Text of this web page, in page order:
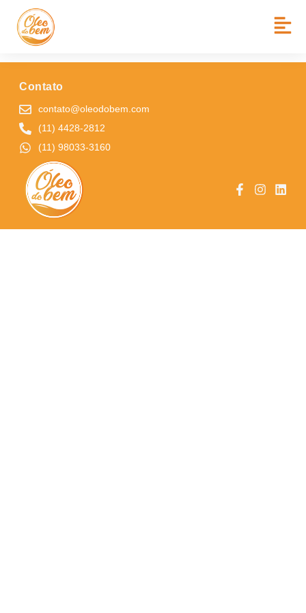
BAIRRO: PORTAL DE SANTA FÉ
CEMEB. NOSSA SENHORA DE LOURDES
Contato
contato@oleodobem.com
(11) 4428-2812
(11) 98033-3160